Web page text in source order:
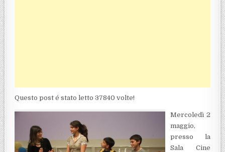
Questo post é stato letto 37840 volte!
Mercoledì 2
maggio,
presso la
Sala Cine